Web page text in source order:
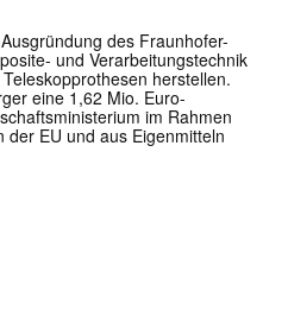
des Fraunhofer-
und Verarbeitungstechnik
herstellen.
eine 1,62 Mio. Euro-
im Rahmen
der EU und aus Eigenmitteln